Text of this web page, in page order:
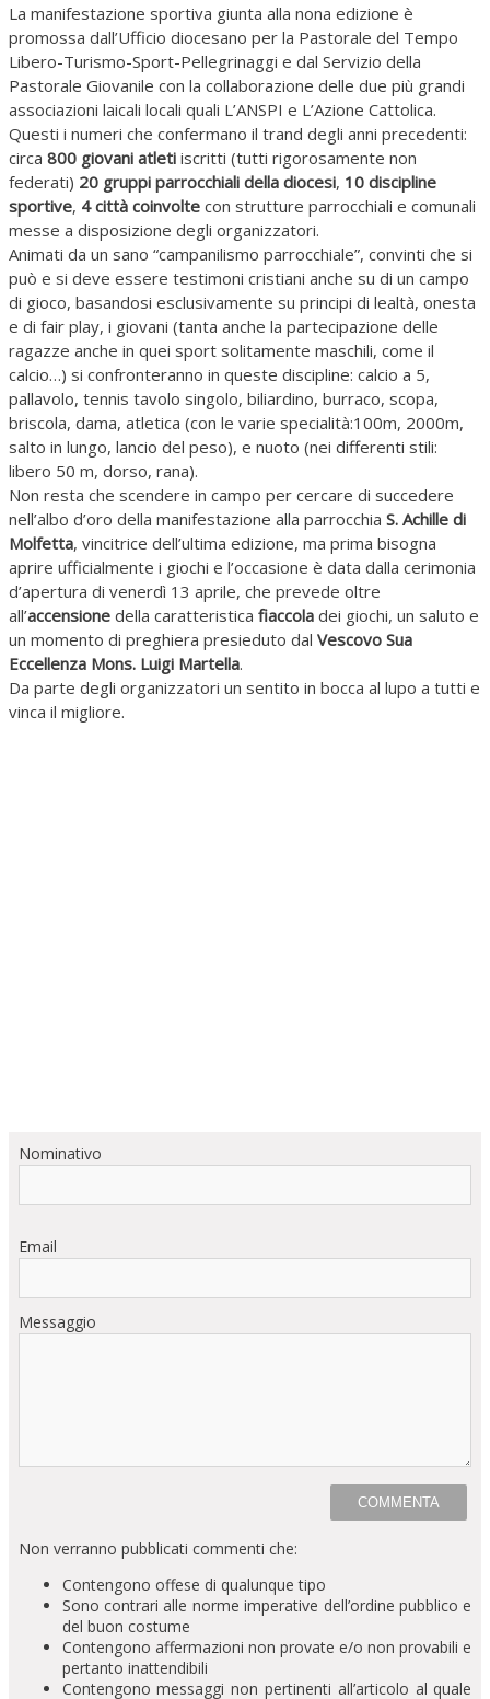
La manifestazione sportiva giunta alla nona edizione è
promossa dall’Ufficio diocesano per la Pastorale del Tempo
Libero-Turismo-Sport-Pellegrinaggi e dal Servizio della
Pastorale Giovanile con la collaborazione delle due più grandi
associazioni laicali locali quali L’ANSPI e L’Azione Cattolica.
Questi i numeri che confermano il trand degli anni precedenti:
circa 800 giovani atleti iscritti (tutti rigorosamente non
federati) 20 gruppi parrocchiali della diocesi, 10 discipline
sportive, 4 città coinvolte con strutture parrocchiali e comunali
messe a disposizione degli organizzatori.
Animati da un sano “campanilismo parrocchiale”, convinti che si
può e si deve essere testimoni cristiani anche su di un campo
di gioco, basandosi esclusivamente su principi di lealtà, onesta
e di fair play, i giovani (tanta anche la partecipazione delle
ragazze anche in quei sport solitamente maschili, come il
calcio…) si confronteranno in queste discipline: calcio a 5,
pallavolo, tennis tavolo singolo, biliardino, burraco, scopa,
briscola, dama, atletica (con le varie specialità:100m, 2000m,
salto in lungo, lancio del peso), e nuoto (nei differenti stili:
libero 50 m, dorso, rana).
Non resta che scendere in campo per cercare di succedere
nell’albo d’oro della manifestazione alla parrocchia S. Achille di
Molfetta, vincitrice dell’ultima edizione, ma prima bisogna
aprire ufficialmente i giochi e l’occasione è data dalla cerimonia
d’apertura di venerdì 13 aprile, che prevede oltre
all’accensione della caratteristica fiaccola dei giochi, un saluto e
un momento di preghiera presieduto dal Vescovo Sua
Eccellenza Mons. Luigi Martella.
Da parte degli organizzatori un sentito in bocca al lupo a tutti e
vinca il migliore.
Nominativo
Email
Messaggio
Non verranno pubblicati commenti che:
Contengono offese di qualunque tipo
Sono contrari alle norme imperative dell’ordine pubblico e
del buon costume
Contengono affermazioni non provate e/o non provabili e
pertanto inattendibili
Contengono messaggi non pertinenti all’articolo al quale